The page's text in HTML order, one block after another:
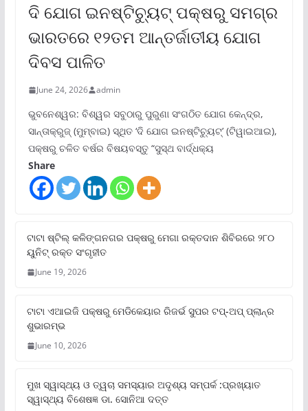
ଦି ଯୋଗ ଇନଷ୍ଟିଚ୍ୟୁଟ୍ ପକ୍ଷରୁ ସମଗ୍ର
ଭାରତରେ ୧୨ତମ ଆନ୍ତର୍ଜାତୀୟ ଯୋଗ
ଦିବସ ପାଳିତ
June 24, 2026 admin
ଭୁବନେଶ୍ୱର: ବିଶ୍ୱର ସବୁଠାରୁ ପୁରୁଣା ସଂଗଠିତ ଯୋଗ କେନ୍ଦ୍ର,
ସାନ୍ତାକ୍ରୁଜ୍ (ମୁମ୍ବାଇ) ସ୍ଥିତ ‘ଦି ଯୋଗ ଇନଷ୍ଟିଚ୍ୟୁଟ୍‌’ (ଟିୱାଇଆଇ),
ପକ୍ଷରୁ ଚଳିତ ବର୍ଷର ବିଷୟବସ୍ତୁ “ସୁସ୍ଥ ବାର୍ଦ୍ଧକ୍ୟ
Share
ଟାଟା ଷ୍ଟିଲ୍‌ କଳିଙ୍ଗନଗର ପକ୍ଷରୁ ମେଗା ରକ୍ତଦାନ ଶିବିରରେ ୨୮୦
ୟୁନିଟ୍‌ ରକ୍ତ ସଂଗୃହୀତ
June 19, 2026
ଟାଟା ଏଆଇଜି ପକ୍ଷରୁ ମେଡିକେୟାର ରିଜର୍ଭ ସୁପର ଟପ୍‌-ଅପ୍ ପ୍ଲାନ୍‌ର
ଶୁଭାରମ୍ଭ
June 10, 2026
ମୁଖ ସ୍ୱାସ୍ଥ୍ୟ ଓ ତ୍ୱଚା ସମସ୍ୟାର ଅଦୃଶ୍ୟ ସମ୍ପର୍କ :ପ୍ରଖ୍ୟାତ
ସ୍ୱାସ୍ଥ୍ୟ ବିଶେଷଜ୍ଞ ଡା. ସୋନିଆ ଦତ୍ତ